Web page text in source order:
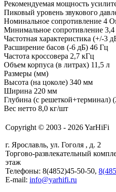
Рекомендуемая мощность
Пиковый уровень звукового
Номинальное сопротивление 4
Минимальное сопротивление
Частотная характеристика (+/-3
Расширение басов (-6 дБ) 46 Гц
Частота кроссовера 2,7 кГц
Объем корпуса (в литрах) 11,5 л
Размеры (мм)
Высота (на цоколе) 340 мм
Ширина 220 мм
Глубина (с решеткой+терминал)
Вес нетто 8,0 кг/шт
Copyright © 2003 - 2026 YarHiFi
г. Ярославль, ул. Гоголя , д. 2
Торгово-развлекательный
этаж
Телефоны: 8(4852)45-50-50,
E-mail: info@yarhifi.ru